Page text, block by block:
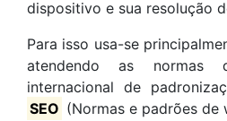
dispositivo e sua resolução
Para isso usa-se
atendendo as normas
internacional de
SEO (Normas e padrões de